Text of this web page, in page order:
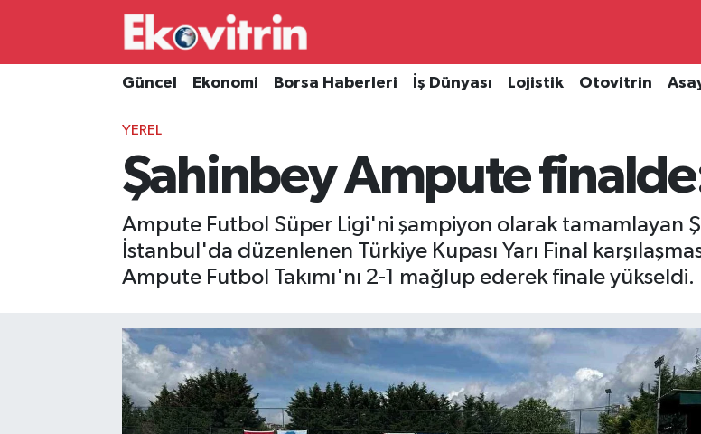
Güncel Ekonomi Borsa Haberleri İş Dünyası Lojistik Otovitrin
YEREL
Şahinbey Ampute
Ampute Futbol Süper Ligi'ni şampiyon olarak tamamlayan
İstanbul'da düzenlenen Türkiye Kupası Yarı Final
Ampute Futbol Takımı'nı 2-1 mağlup ederek finale yükseldi.
Güncel
Borsa Haberleri
Hava Durumu
Süper Lig Puan Durumu ve Fikstür
Son Dakika Haberleri